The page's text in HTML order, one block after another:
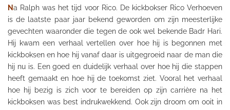
Na Ralph was het tijd voor Rico. De kickbokser Rico Verhoeven
is de laatste paar jaar bekend geworden om zijn meesterlijke
gevechten waaronder die tegen de ook wel bekende Badr Hari.
Hij kwam een verhaal vertellen over hoe hij is begonnen met
kickboksen en hoe hij vanaf daar is uitgegroeid naar de man die
hij nu is. Een goed en duidelijk verhaal over hoe hij die stappen
heeft gemaakt en hoe hij de toekomst ziet. Vooral het verhaal
hoe hij bezig is zich voor te bereiden op zijn carrière na het
kickboksen was best indrukwekkend. Ook zijn droom omooit in